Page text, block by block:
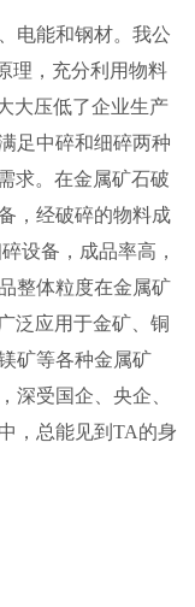
电能和钢材。我公
理，充分利用物料
大压低了企业生产
足中碎和细碎两种
求。在金属矿石破
，经破碎的物料成
设备，成品率高，
整体粒度在金属矿
泛应用于金矿、铜
矿等各种金属矿
深受国企、央企、
，总能见到TA的身